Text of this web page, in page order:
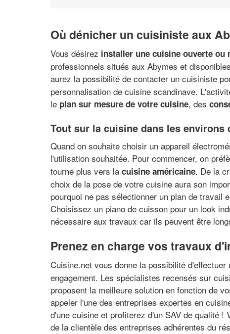
Où dénicher un cuisiniste aux
Vous désirez installer une cuisine ouverte ou
professionnels situés aux Abymes et
aurez la possibilité de contacter un cuisiniste
personnalisation de cuisine scandinave.
le plan sur mesure de votre cuisine, des
Tout sur la cuisine dans les environs
Quand on souhaite choisir un appareil
l'utilisation souhaitée. Pour commencer, on
tourne plus vers la cuisine américaine. De la
choix de la pose de votre cuisine aura son
pourquoi ne pas sélectionner un plan de travail
Choisissez un piano de cuisson pour un look
nécessaire aux travaux car ils peuvent être
Prenez en charge vos travaux
Cuisine.net vous donne la possibilité
engagement. Les spécialistes recensés sur
proposent la meilleure solution en fonction de
appeler l'une des entreprises expertes en
d'une cuisine et profiterez d'un SAV de qualité
de la clientèle des entreprises adhérentes du